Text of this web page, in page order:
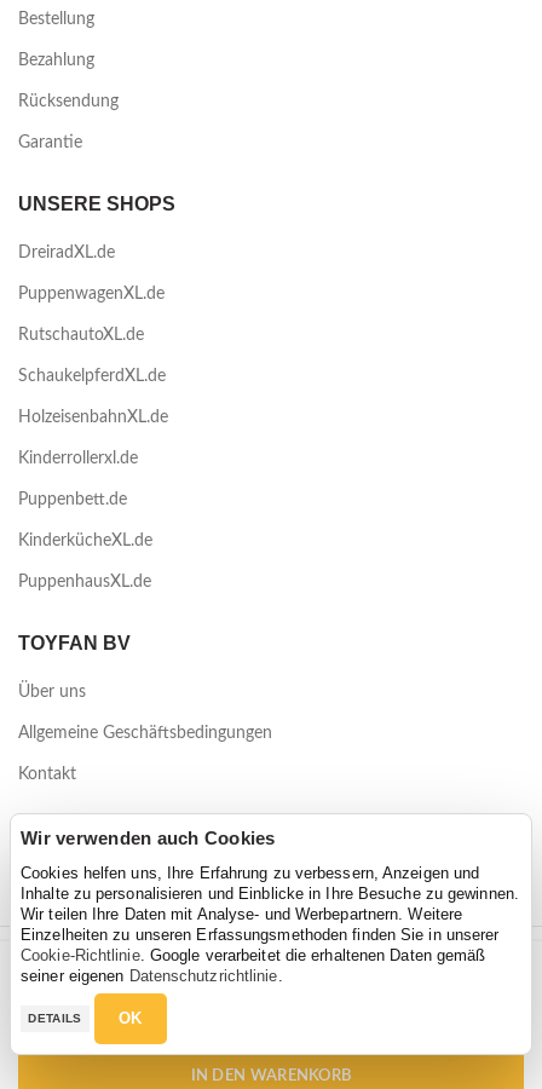
Bandits & Angels Starter Vintage Sand limited inklusive Weidenkorb
€69,95 €
Bandits & Angels Starter Vintage Sand limited inklusive Weidenkorb
€69,95 59,95
IN DEN WARENKORB
Bestellung
Bezahlung
Rücksendung
Garantie
UNSERE SHOPS
DreiradXL.de
PuppenwagenXL.de
RutschautoXL.de
SchaukelpferdXL.de
HolzeisenbahnXL.de
Kinderrollerxl.de
Puppenbett.de
KinderkücheXL.de
PuppenhausXL.de
TOYFAN BV
Über uns
Allgemeine Geschäftsbedingungen
Kontakt
2026 Toyfan BV
Wir verwenden auch Cookies
Cookies helfen uns, Ihre Erfahrung zu verbessern, Anzeigen und
Inhalte zu personalisieren und Einblicke in Ihre Besuche zu gewinnen.
Wir teilen Ihre Daten mit Analyse- und Werbepartnern. Weitere
Einzelheiten zu unseren Erfassungsmethoden finden Sie in unserer
Cookie-Richtlinie. Google verarbeitet die erhaltenen Daten gemäß
seiner eigenen Datenschutzrichtlinie
DETAILS OK